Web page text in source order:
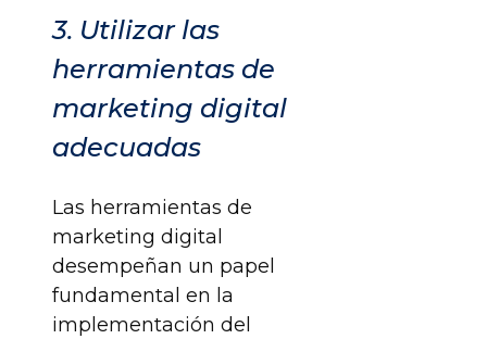
3. Utilizar las
herramientas de
marketing digital
adecuadas
Las herramientas de
marketing digital
desempeñan un papel
fundamental en la
implementación del